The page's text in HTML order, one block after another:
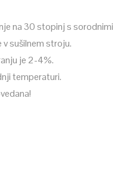
na 30 stopinj s sorodnimi
sušilnem stroju.
je 2-4%.
temperaturi.